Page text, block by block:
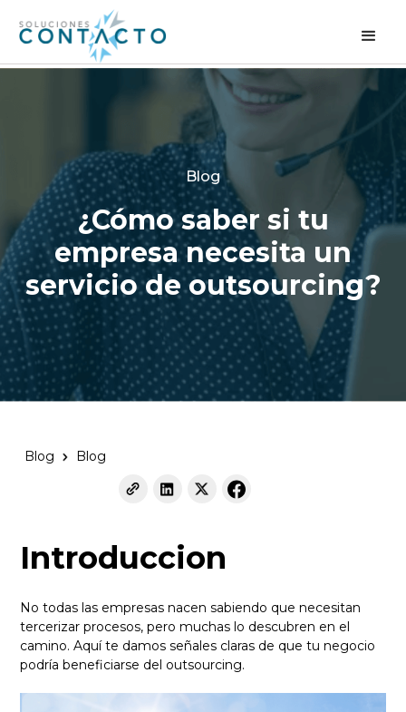
Blog
¿Cómo saber si tu
empresa necesita un
servicio de outsourcing?
Blog Blog
Introduccion
No todas las empresas nacen sabiendo que necesitan
tercerizar procesos, pero muchas lo descubren en el
camino. Aquí te damos señales claras de que tu negocio
podría beneficiarse del outsourcing.